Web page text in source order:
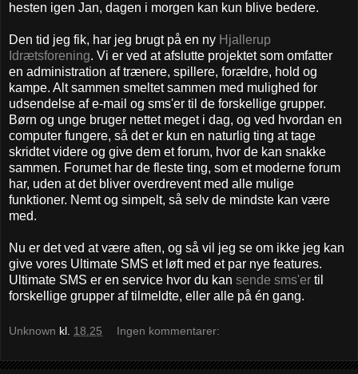
hesten igen Jan, dagen i morgen kan kun blive bedere.
Den tid jeg fik, har jeg brugt på en ny Hjallerup
Idrætsforening. Vi er ved at afslutte projektet som omfatter
en administration af trænere, spillere, forældre, hold og
kampe. Alt sammen smeltet sammen med mulighed for
udsendelse af e-mail og sms'er til de forskellige grupper.
Børn og unge bruger nettet meget i dag, og ved hvordan en
computer fungere, så det er kun en naturlig ting at tage
skridtet videre og give dem et forum, hvor de kan snakke
sammen. Forumet har de fleste ting, som et moderne forum
har, uden at det bliver overdrevent med alle mulige
funktioner. Nemt og simpelt, så selv de mindste kan være
med.
Nu er det ved at være aften, og så vil jeg se om ikke jeg kan
give vores Ultimate SMS et løft med et par nye features.
Ultimate SMS er en service hvor du kan sende sms'er til
forskellige grupper af tilmeldte, eller alle på én gang.
Unknown kl. 18.25 Ingen kommentarer: